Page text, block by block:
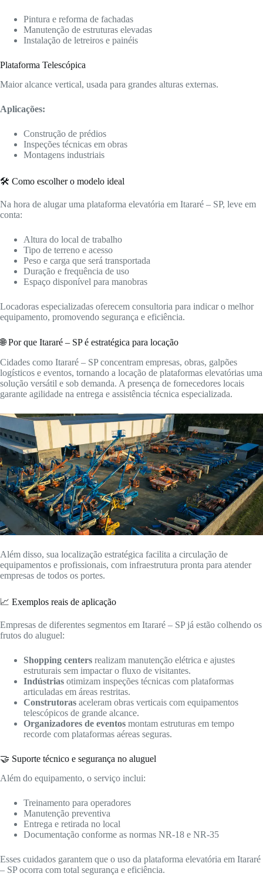
Pintura e reforma de fachadas
Manutenção de estruturas elevadas
Instalação de letreiros e painéis
Plataforma Telescópica
Maior alcance vertical, usada para grandes alturas externas.
Aplicações:
Construção de prédios
Inspeções técnicas em obras
Montagens industriais
🛠️ Como escolher o modelo ideal
Na hora de alugar uma plataforma elevatória em Itararé – SP, leve em
conta:
Altura do local de trabalho
Tipo de terreno e acesso
Peso e carga que será transportada
Duração e frequência de uso
Espaço disponível para manobras
Locadoras especializadas oferecem consultoria para indicar o melhor
equipamento, promovendo segurança e eficiência.
🌐 Por que Itararé – SP é estratégica para locação
Cidades como Itararé – SP concentram empresas, obras, galpões
logísticos e eventos, tornando a locação de plataformas elevatórias uma
solução versátil e sob demanda. A presença de fornecedores locais
garante agilidade na entrega e assistência técnica especializada.
Além disso, sua localização estratégica facilita a circulação de
equipamentos e profissionais, com infraestrutura pronta para atender
empresas de todos os portes.
📈 Exemplos reais de aplicação
Empresas de diferentes segmentos em Itararé – SP já estão colhendo os
frutos do aluguel:
Shopping centers realizam manutenção elétrica e ajustes
estruturais sem impactar o fluxo de visitantes.
Indústrias otimizam inspeções técnicas com plataformas
articuladas em áreas restritas.
Construtoras aceleram obras verticais com equipamentos
telescópicos de grande alcance.
Organizadores de eventos montam estruturas em tempo
recorde com plataformas aéreas seguras.
🤝 Suporte técnico e segurança no aluguel
Além do equipamento, o serviço inclui:
Treinamento para operadores
Manutenção preventiva
Entrega e retirada no local
Documentação conforme as normas NR-18 e NR-35
Esses cuidados garantem que o uso da plataforma elevatória em Itararé
– SP ocorra com total segurança e eficiência.